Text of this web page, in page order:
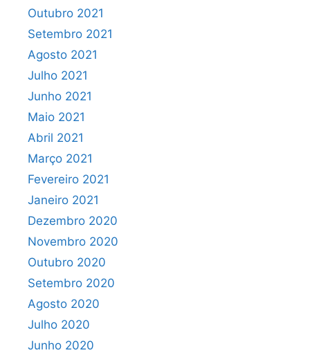
Outubro 2021
Setembro 2021
Agosto 2021
Julho 2021
Junho 2021
Maio 2021
Abril 2021
Março 2021
Fevereiro 2021
Janeiro 2021
Dezembro 2020
Novembro 2020
Outubro 2020
Setembro 2020
Agosto 2020
Julho 2020
Junho 2020